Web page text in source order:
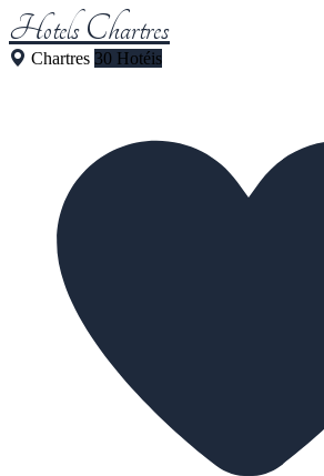
Hotels Chartres
Chartres 30 Hotéis